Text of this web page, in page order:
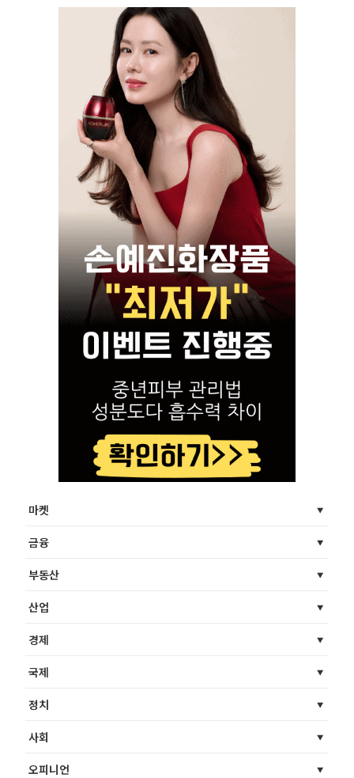
마켓
금융
부동산
산업
경제
국제
정치
사회
오피니언